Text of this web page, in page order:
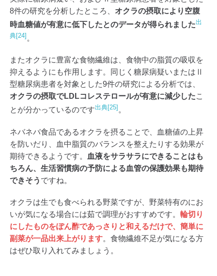
8件の研究を分析したところ、 オクラの摂取により空腹
時血糖値が有意に低下したとのデータが得られました出
典[24] 。
またオクラに豊富な食物繊維は、食物中の脂質の吸収を
抑えるようにも作用します。同じく糖尿病疑いまたはⅡ
型糖尿病患者を対象とした9件の研究による分析では、
オクラの摂取でLDLコレステロールが有意に減少したこ
とが分かっているのです出典[25] 。
ネバネバ食品であるオクラを摂ることで、血糖値の上昇
を防いだり、血中脂質のバランスを整えたりする効果が
期待できるようです。
血液をサラサラにできることはも
ちろん、生活習慣病の予防による血管の保護効果も期待
できそう ですね。
オクラは生でも食べられる野菜ですが、野菜特有のにお
いが気になる場合には茹で調理がおすすめです。 輪切り
にしたものをぽん酢であっさりと和えるだけで、簡単に
副菜が一品出来上がります。食物繊維不足が気になる方
はぜひ取り入れてみましょう。